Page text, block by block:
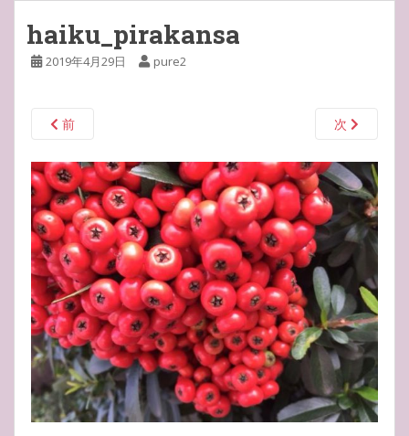
haiku_pirakansa
2019年4月29日 pure2
前 次